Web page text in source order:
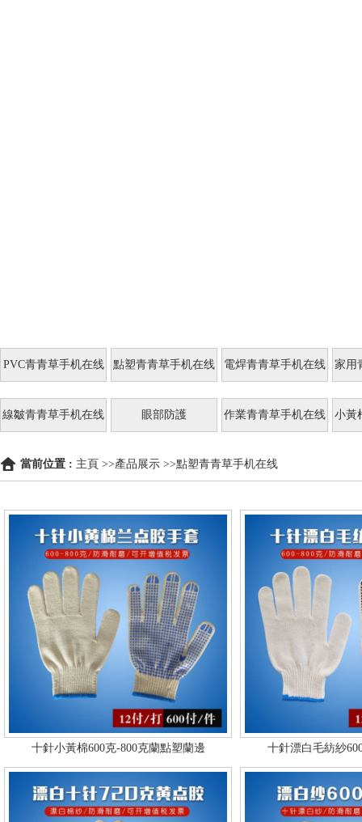
PVC青青草手机在线 點塑青青草手机在线 電焊青青草手机在线 家用
線皺青青草手机在线 眼部防護 作業青青草手机在线 小黃
當前位置 : 主頁 >>產品展示 >>點塑青青草手机在线
十針小黃棉600克-800克蘭點塑蘭邊 十針漂白毛紡紗